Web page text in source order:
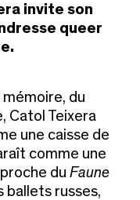
invite son
queer
du
Catol Teixera
une caisse de
comme une
du Faune
ballets russes,